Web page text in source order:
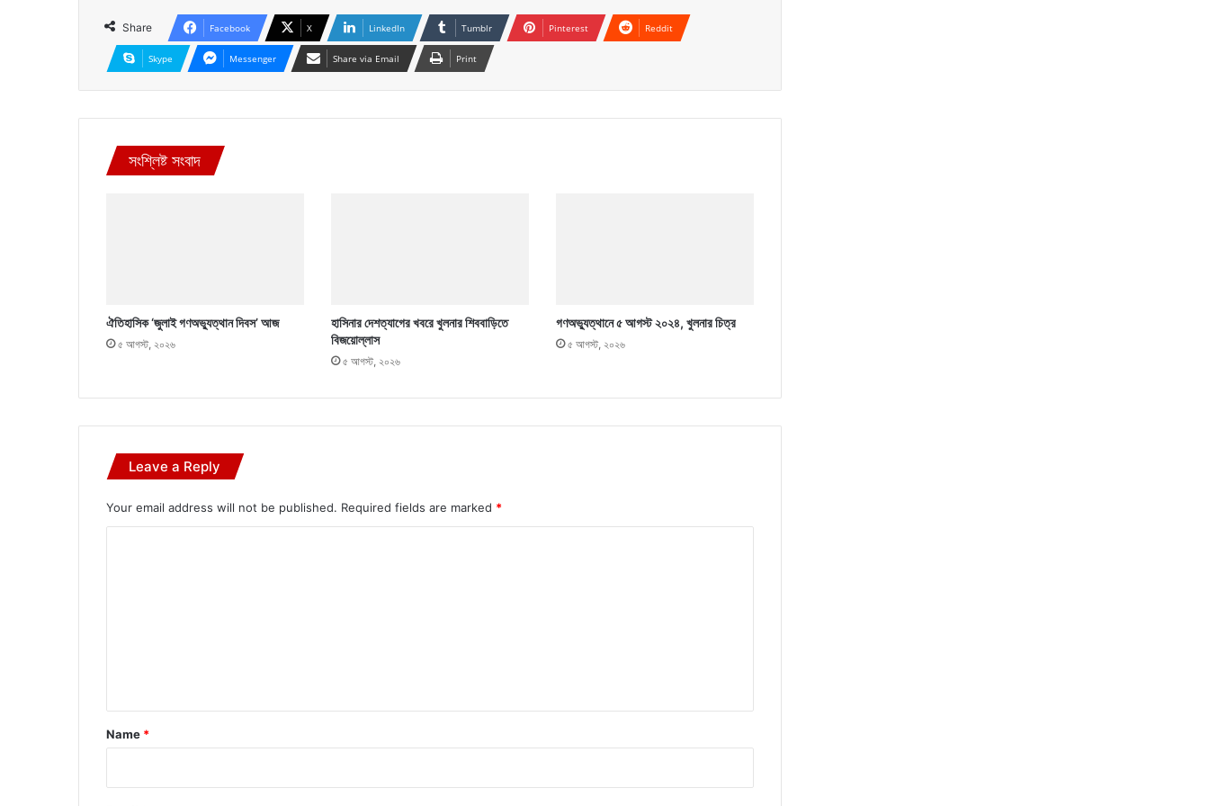
Share Facebook X LinkedIn Tumblr Pinterest Reddit
Skype Messenger Share via Email Print
সংশ্লিষ্ট সংবাদ
ঐতিহাসিক ‘জুলাই গণঅভ্যুত্থান দিবস’ আজ
৫ আগস্ট, ২০২৬
হাসিনার দেশত্যাগের খবরে খুলনার শিববাড়িতে
বিজয়োল্লাস
৫ আগস্ট, ২০২৬
গণঅভ্যুত্থানে ৫ আগস্ট ২০২৪, খুলনার চিত্র
৫ আগস্ট, ২০২৬
Leave a Reply
Your email address will not be published. Required fields are marked *
*
Name *